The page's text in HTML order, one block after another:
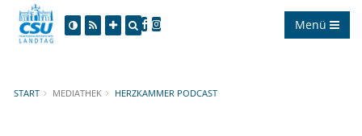
Menü
START MEDIATHEK HERZKAMMER PODCAST